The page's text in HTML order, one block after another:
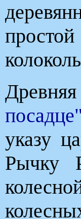
посадце"
указу
Рычку